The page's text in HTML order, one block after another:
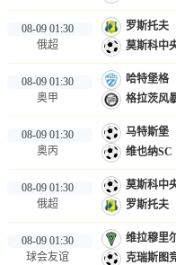
08-09 01:30
俄超
罗斯托夫
莫斯科中
08-09 01:30
奥甲
哈特堡格
格拉茨风
08-09 01:30
奥丙
马特斯堡
维也纳SC
08-09 01:30
俄超
莫斯科中
罗斯托夫
08-09 01:30
球会友谊
维拉穆里
克瑞斯图